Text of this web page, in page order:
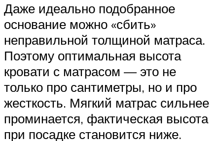
Даже идеально подобранное
основание можно «сбить»
неправильной толщиной матраса.
Поэтому оптимальная высота
кровати с матрасом — это не
только про сантиметры, но и про
жесткость. Мягкий матрас сильнее
проминается, фактическая высота
при посадке становится ниже.